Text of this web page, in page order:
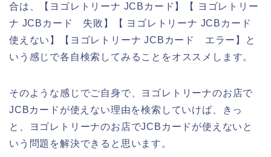
合は、【ヨゴレトリーナ JCBカード】【 ヨゴレトリー
ナ JCBカード 失敗】【 ヨゴレトリーナ JCBカード
使えない】【ヨゴレトリーナ JCBカード エラー】と
いう感じで各自検索してみることをオススメします。
そのような感じでご自身で、ヨゴレトリーナのお店で
JCBカードが使えない理由を検索していけば、きっ
と、ヨゴレトリーナのお店でJCBカードが使えないと
いう問題を解決できると思います。